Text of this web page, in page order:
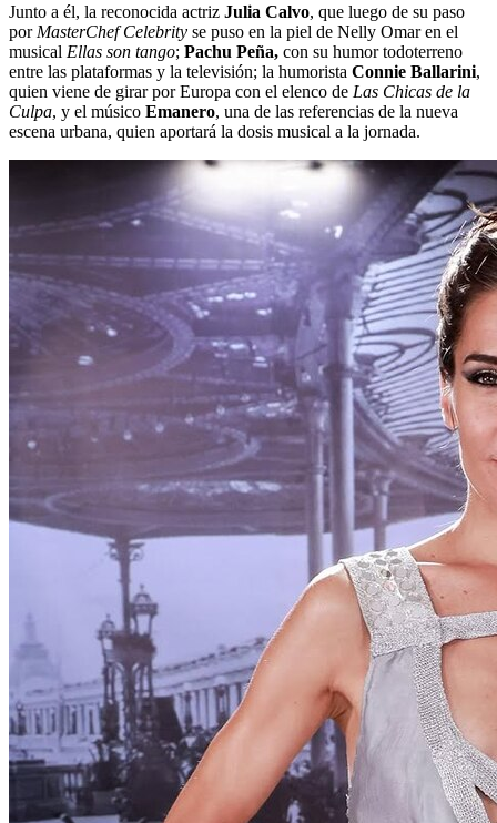
Junto a él, la reconocida actriz Julia Calvo, que luego de su paso
por MasterChef Celebrity se puso en la piel de Nelly Omar en el
musical Ellas son tango; Pachu Peña, con su humor todoterreno
entre las plataformas y la televisión; la humorista Connie Ballarini,
quien viene de girar por Europa con el elenco de Las Chicas de la
Culpa, y el músico Emanero, una de las referencias de la nueva
escena urbana, quien aportará la dosis musical a la jornada.